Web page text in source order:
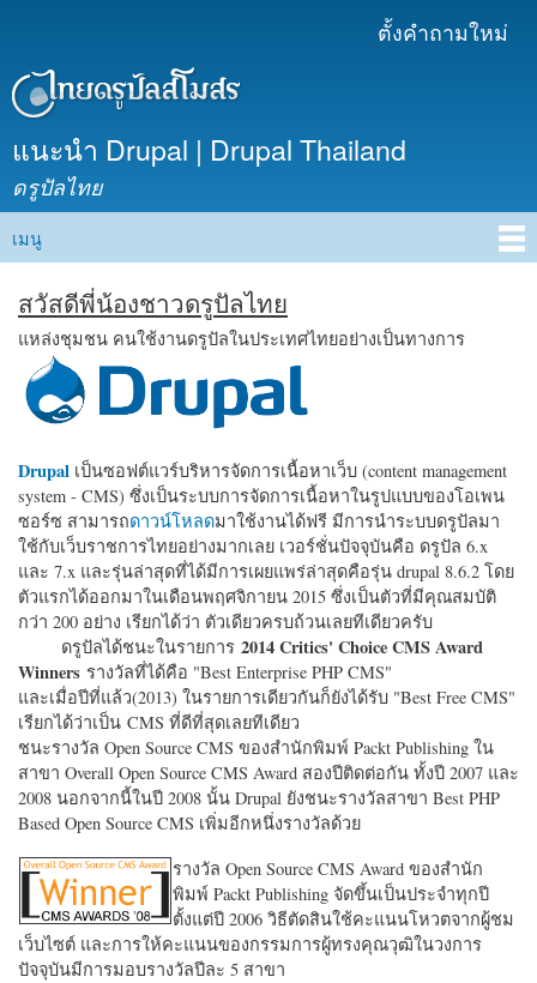
เนื้อหา
ตั้งคำถามใหม่
แนะนำ Drupal | Drupal Thailand
ดรูปัลไทย
Main menu
เมนู
สวัสดีพี่น้องชาวดรูปัลไทย
แหล่งชุมชน คนใช้งานดรูปัลในประเทศไทยอย่างเป็นทางการ
Drupal เป็นซอฟต์แวร์บริหารจัดการเนื้อหาเว็บ (content management
system - CMS) ซึ่งเป็นระบบการจัดการเนื้อหาในรูปแบบของโอเพน
ซอร์ซ สามารถดาวน์โหลดมาใช้งานได้ฟรี มีการนำระบบดรูปัลมา
ใช้กับเว็บราชการไทยอย่างมากเลย เวอร์ชั่นปัจจุบันคือ ดรูปัล 6.x
และ 7.x และรุ่นล่าสุดที่ได้มีการเผยแพร่ล่าสุดคือรุ่น drupal 8.6.2 โดย
ตัวแรกได้ออกมาในเดือนพฤศจิกายน 2015 ซึ่งเป็นตัวที่มีคุณสมบัติ
กว่า 200 อย่าง เรียกได้ว่า ตัวเดียวครบถ้วนเลยทีเดียวครับ
ดรูปัลได้ชนะในรายการ 2014 Critics' Choice CMS Award
Winners รางวัลที่ได้คือ "Best Enterprise PHP CMS"
และเมื่อปีที่แล้ว(2013) ในรายการเดียวกันก็ยังได้รับ "Best Free CMS"
เรียกได้ว่าเป็น CMS ที่ดีที่สุดเลยทีเดียว
ชนะรางวัล Open Source CMS ของสำนักพิมพ์ Packt Publishing ใน
สาขา Overall Open Source CMS Award สองปีติดต่อกัน ทั้งปี 2007 และ
2008 นอกจากนี้ในปี 2008 นั้น Drupal ยังชนะรางวัลสาขา Best PHP
Based Open Source CMS เพิ่มอีกหนึ่งรางวัลด้วย
รางวัล Open Source CMS Award ของสำนัก
พิมพ์ Packt Publishing จัดขึ้นเป็นประจำทุกปี
ตั้งแต่ปี 2006 วิธีตัดสินใช้คะแนนโหวตจากผู้ชม
เว็บไซต์ และการให้คะแนนของกรรมการผู้ทรงคุณวุฒิในวงการ
ปัจจุบันมีการมอบรางวัลปีละ 5 สาขา